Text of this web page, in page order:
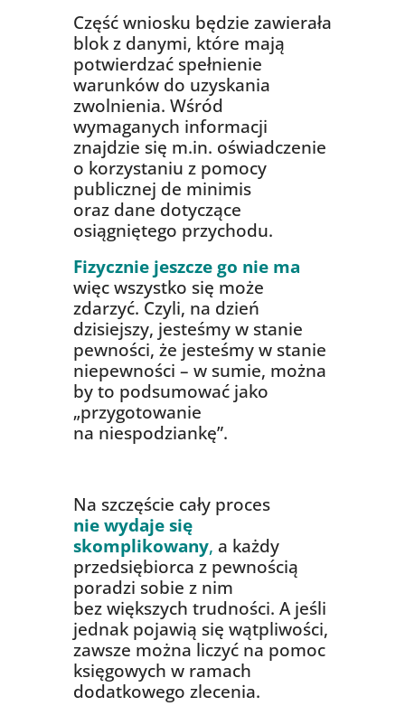
Część wniosku będzie zawierała
blok z danymi, które mają
potwierdzać spełnienie
warunków do uzyskania
zwolnienia. Wśród
wymaganych informacji
znajdzie się m.in. oświadczenie
o korzystaniu z pomocy
publicznej de minimis
oraz dane dotyczące
osiągniętego przychodu.
Fizycznie jeszcze go nie ma
więc wszystko się może
zdarzyć. Czyli, na dzień
dzisiejszy, jesteśmy w stanie
pewności, że jesteśmy w stanie
niepewności – w sumie, można
by to podsumować jako
„przygotowanie
na niespodziankę”.
Na szczęście cały proces
nie wydaje się
skomplikowany, a każdy
przedsiębiorca z pewnością
poradzi sobie z nim
bez większych trudności. A jeśli
jednak pojawią się wątpliwości,
zawsze można liczyć na pomoc
księgowych w ramach
dodatkowego zlecenia.